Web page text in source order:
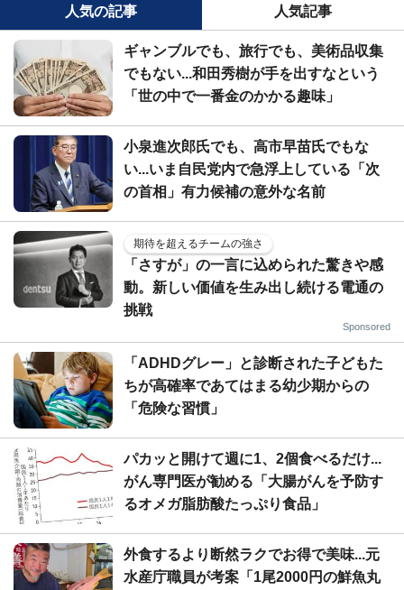
人気の記事 人気記事
ギャンブルでも、旅行でも、美術品収集
でもない...和田秀樹が手を出すなという
「世の中で一番金のかかる趣味」
小泉進次郎氏でも、高市早苗氏でもな
い...いま自民党内で急浮上している「次
の首相」有力候補の意外な名前
期待を超えるチームの強さ
「さすが」の一言に込められた驚きや感
動。新しい価値を生み出し続ける電通の
挑戦
Sponsored
「ADHDグレー」と診断された子どもた
ちが高確率であてはまる幼少期からの
「危険な習慣」
パカッと開けて週に1、2個食べるだけ...
がん専門医が勧める「大腸がんを予防す
るオメガ脂肪酸たっぷり食品」
外食するより断然ラクでお得で美味...元
水産庁職員が考案「1尾2000円の鮮魚丸